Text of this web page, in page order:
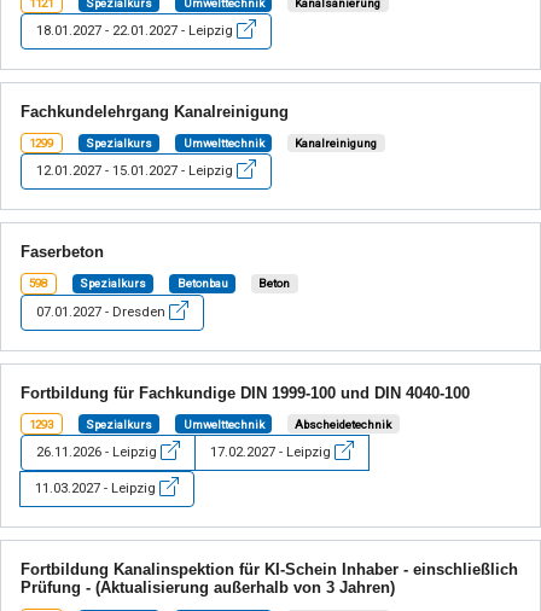
18.01.2027 - 22.01.2027 - Leipzig
Fachkundelehrgang Kanalreinigung
1299 Spezialkurs Umwelttechnik Kanalreinigung
12.01.2027 - 15.01.2027 - Leipzig
Faserbeton
598 Spezialkurs Betonbau Beton
07.01.2027 - Dresden
Fortbildung für Fachkundige DIN 1999-100 und DIN 4040-100
1293 Spezialkurs Umwelttechnik Abscheidetechnik
26.11.2026 - Leipzig 17.02.2027 - Leipzig
11.03.2027 - Leipzig
Fortbildung Kanalinspektion für KI-Schein Inhaber - einschließlich
Prüfung - (Aktualisierung außerhalb von 3 Jahren)